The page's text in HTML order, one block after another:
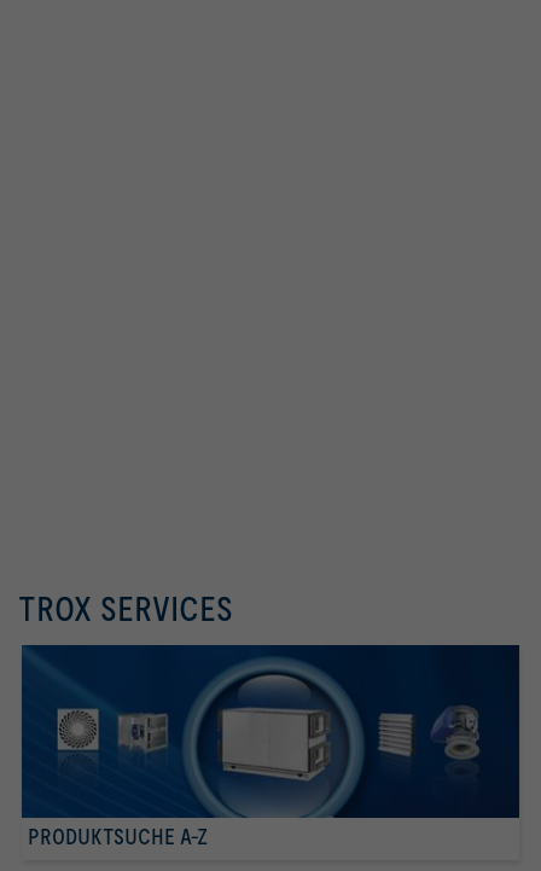
TROX SERVICES
PRODUKTSUCHE A-Z